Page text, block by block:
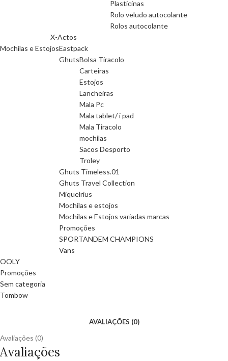
Plasticinas
Rolo veludo autocolante
Rolos autocolante
X-Actos
Mochilas e EstojosEastpack
GhutsBolsa Tiracolo
Carteiras
Estojos
Lancheiras
Mala Pc
Mala tablet/ i pad
Mala Tiracolo
mochilas
Sacos Desporto
Troley
Ghuts Timeless.01
Ghuts Travel Collection
Miquelrius
Mochilas e estojos
Mochilas e Estojos variadas marcas
Promoções
SPORTANDEM CHAMPIONS
Vans
OOLY
Promoções
Sem categoria
Tombow
AVALIAÇÕES (0)
Avaliações (0)
Avaliações